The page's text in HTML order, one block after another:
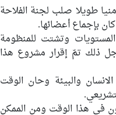
طويلا صلب لجنة الفلاحة
بإجماع أعضائها.
وتشتت للمنظومة
ذلك تمّ إقرار مشروع هذا
والبيئة وحان الوقت
في هذا الوقت ومن الممكن